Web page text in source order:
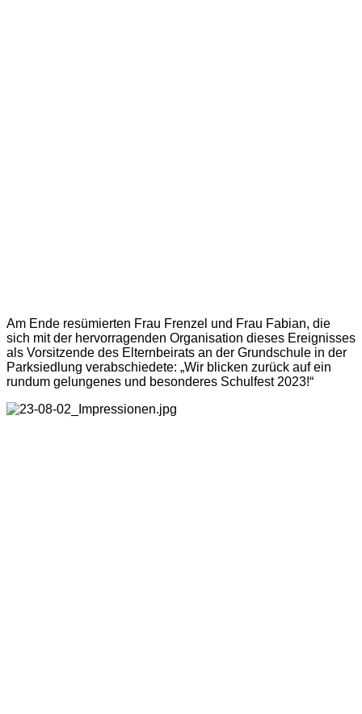
Am Ende resümierten Frau Frenzel und Frau Fabian, die
sich mit der hervorragenden Organisation dieses Ereignisses
als Vorsitzende des Elternbeirats an der Grundschule in der
Parksiedlung verabschiedete: „Wir blicken zurück auf ein
rundum gelungenes und besonderes Schulfest 2023!“